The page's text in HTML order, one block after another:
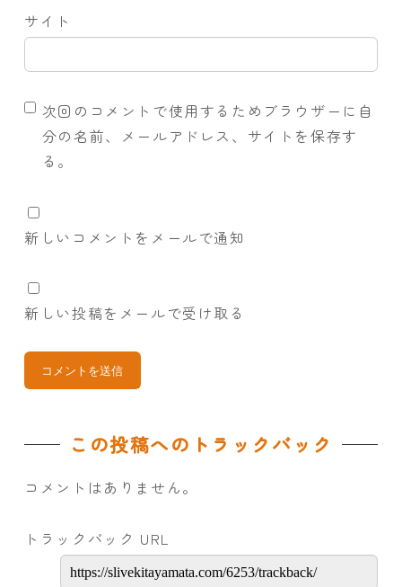
サイト
次回のコメントで使用するためブラウザーに自
分の名前、メールアドレス、サイトを保存す
る。
新しいコメントをメールで通知
新しい投稿をメールで受け取る
この投稿へのトラックバック
コメントはありません。
トラックバック URL